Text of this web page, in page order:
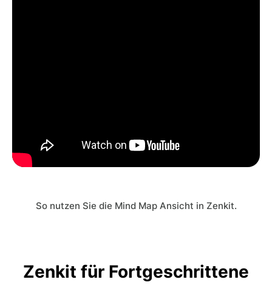
So nutzen Sie die Mind Map Ansicht in Zenkit.
Zenkit für Fortgeschrittene